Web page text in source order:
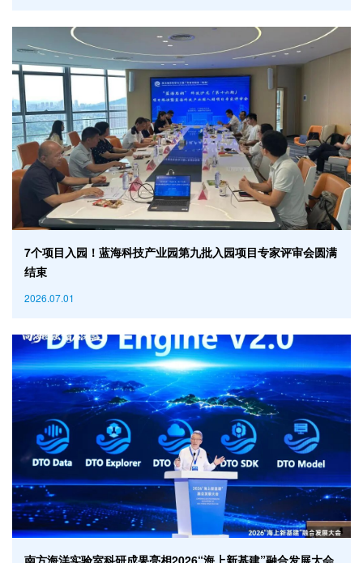
7个项目入园！蓝海科技产业园第九批入园项目专家评审会圆满
结束
2026.07.01
南方海洋实验室科研成果亮相2026“海上新基建”融合发展大会